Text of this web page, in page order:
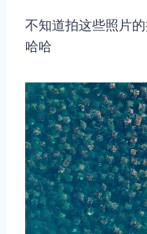
不知道拍这些照片的
哈哈